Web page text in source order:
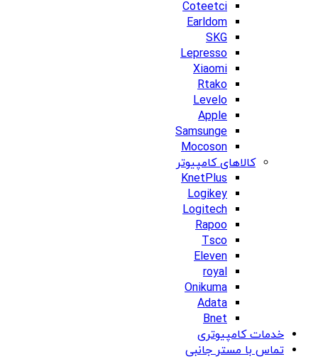
Coteetci
Earldom
SKG
Lepresso
Xiaomi
Rtako
Levelo
Apple
Samsunge
Mocoson
کالاهای کامپیوتر
KnetPlus
Logikey
Logitech
Rapoo
Tsco
Eleven
royal
Onikuma
Adata
Bnet
خدمات کامپیوتری
تماس با مستر جانبی